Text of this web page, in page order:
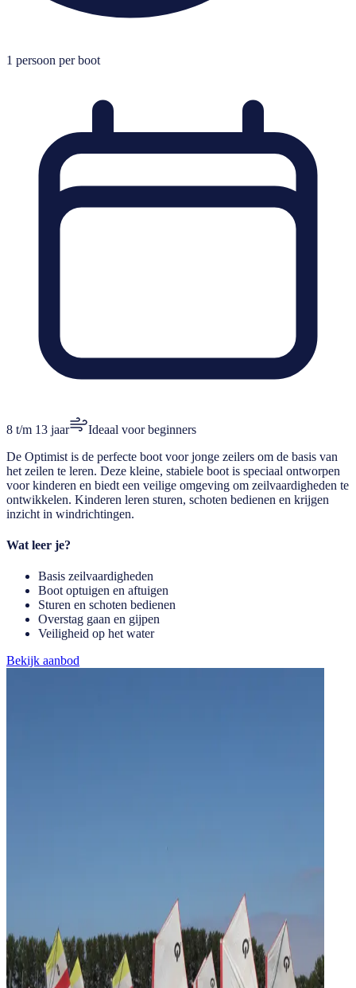
1 persoon per boot
8 t/m 13 jaar
Ideaal voor beginners
De Optimist is de perfecte boot voor jonge zeilers om de basis van
het zeilen te leren. Deze kleine, stabiele boot is speciaal ontworpen
voor kinderen en biedt een veilige omgeving om zeilvaardigheden te
ontwikkelen. Kinderen leren sturen, schoten bedienen en krijgen
inzicht in windrichtingen.
Wat leer je?
Basis zeilvaardigheden
Boot optuigen en aftuigen
Sturen en schoten bedienen
Overstag gaan en gijpen
Veiligheid op het water
Bekijk aanbod